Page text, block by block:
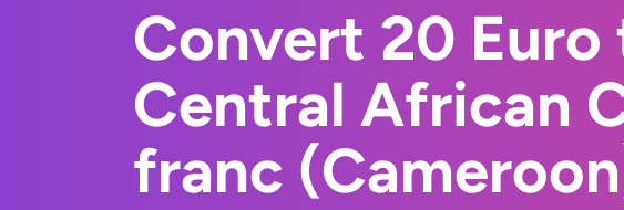
Convert 20 Euro
Central African
franc